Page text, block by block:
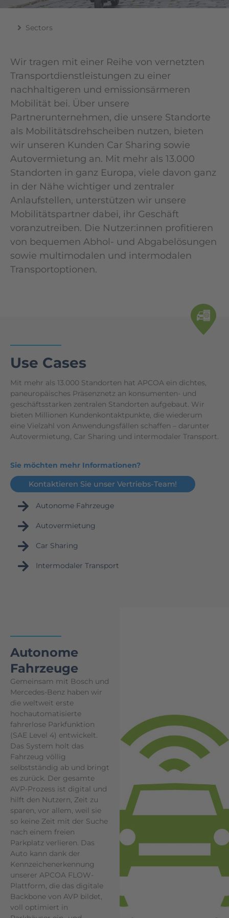
Sectors
Wir tragen mit einer Reihe von vernetzten
Transportdienstleistungen zu einer
nachhaltigeren und emissionsärmeren
Mobilität bei. Über unsere
Partnerunternehmen, die unsere Standorte
als Mobilitätsdrehscheiben nutzen, bieten
wir unseren Kunden Car Sharing sowie
Autovermietung an. Mit mehr als 13.000
Standorten in ganz Europa, viele davon ganz
in der Nähe wichtiger und zentraler
Anlaufstellen, unterstützen wir unsere
Mobilitätspartner dabei, ihr Geschäft
voranzutreiben. Die Nutzer:innen profitieren
von bequemen Abhol- und Abgabelösungen
sowie multimodalen und intermodalen
Transportoptionen.
Use Cases
Mit mehr als 13.000 Standorten hat APCOA ein dichtes,
paneuropäisches Präsenznetz an konsumenten- und
geschäftsstarken zentralen Standorten aufgebaut. Wir
bieten Millionen Kundenkontaktpunkte, die wiederum
eine Vielzahl von Anwendungsfällen schaffen – darunter
Autovermietung, Car Sharing und intermodaler Transport.
Sie möchten mehr Informationen?
Kontaktieren Sie unser Vertriebs-Team!
Autonome Fahrzeuge
Auto­vermietung
Car Sharing
Intermodaler Transport
Autonome
Fahrzeuge
Gemeinsam mit Bosch und
Mercedes-Benz haben wir
die weltweit erste
hochautomatisierte
fahrerlose Parkfunktion
(SAE Level 4) entwickelt.
Das System holt das
Fahrzeug völlig
selbstständig ab und bringt
es zurück. Der gesamte
AVP-Prozess ist digital und
hilft den Nutzern, Zeit zu
sparen, vor allem, weil sie
so keine Zeit mit der Suche
nach einem freien
Parkplatz verlieren. Das
Auto kann dank der
Kennzeichenerkennung
unserer APCOA FLOW-
Plattform, die das digitale
Backbone von AVP bildet,
voll optimiert in